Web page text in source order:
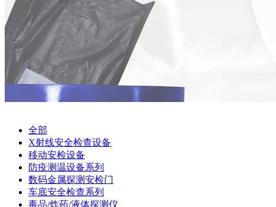
全部
X射线安全检查设备
移动安检设备
防疫测温设备系列
数码金属探测安检门
车底安全检查系列
毒品/炸药/液体探测仪